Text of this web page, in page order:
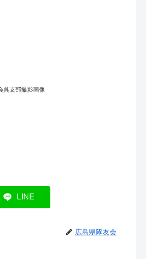
呉支部撮影画像
LINE
広島県隊友会